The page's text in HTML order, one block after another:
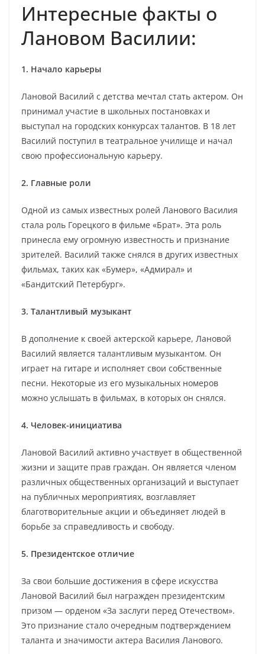
Интересные факты о
Лановом Василии:
1. Начало карьеры
Лановой Василий с детства мечтал стать актером. Он
принимал участие в школьных постановках и
выступал на городских конкурсах талантов. В 18 лет
Василий поступил в театральное училище и начал
свою профессиональную карьеру.
2. Главные роли
Одной из самых известных ролей Ланового Василия
стала роль Горецкого в фильме «Брат». Эта роль
принесла ему огромную известность и признание
зрителей. Василий также снялся в других известных
фильмах, таких как «Бумер», «Адмирал» и
«Бандитский Петербург».
3. Талантливый музыкант
В дополнение к своей актерской карьере, Лановой
Василий является талантливым музыкантом. Он
играет на гитаре и исполняет свои собственные
песни. Некоторые из его музыкальных номеров
можно услышать в фильмах, в которых он снялся.
4. Человек-инициатива
Лановой Василий активно участвует в общественной
жизни и защите прав граждан. Он является членом
различных общественных организаций и выступает
на публичных мероприятиях, возглавляет
благотворительные акции и объединяет людей в
борьбе за справедливость и свободу.
5. Президентское отличие
За свои большие достижения в сфере искусства
Лановой Василий был награжден президентским
призом — орденом «За заслуги перед Отечеством».
Это признание стало очередным подтверждением
таланта и значимости актера Василия Ланового.